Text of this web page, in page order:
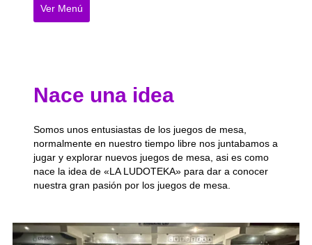
Ver Menú
Nace una idea
Somos unos entusiastas de los juegos de mesa,
normalmente en nuestro tiempo libre nos juntabamos a
jugar y explorar nuevos juegos de mesa, asi es como
nace la idea de «LA LUDOTEKA» para dar a conocer
nuestra gran pasión por los juegos de mesa.